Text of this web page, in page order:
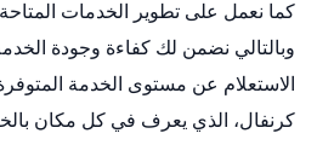
كما نعمل على تطوير الخدمات
وبالتالي نضمن لك كفاءة وجودة
الاستعلام عن مستوى الخدمة
كرنفال، الذي يعرف في كل مكان